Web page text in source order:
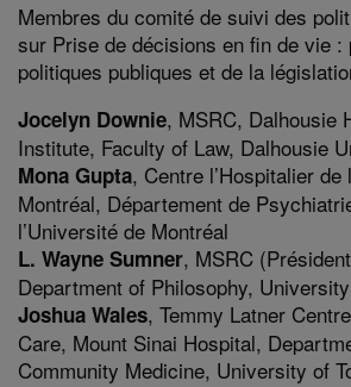
Membres du comité de suivi des
sur Prise de décisions en fin de vie :
politiques publiques et de la
Jocelyn Downie, MSRC, Dalhousie
Institute, Faculty of Law, Dalhousie
Mona Gupta, Centre l’Hospitalier de
Montréal, Département de
l’Université de Montréal
L. Wayne Sumner, MSRC
Department of Philosophy,
Joshua Wales, Temmy Latner
Care, Mount Sinai Hospital,
Community Medicine, University of